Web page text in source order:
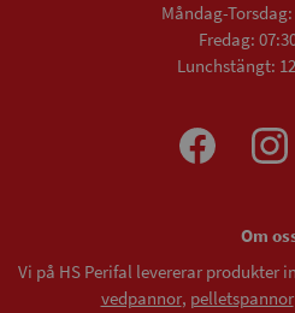
Måndag-Torsdag:
Fredag:
Lunchstängt:
Om
Vi på HS Perifal levererar produkter
vedpannor, pelletspannor